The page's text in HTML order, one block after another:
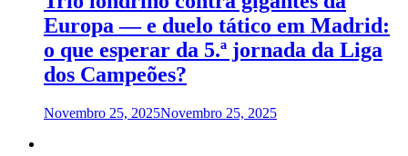
Europa — e duelo tático em Madrid:
o que esperar da 5.ª jornada da Liga
dos Campeões?
Novembro 25, 2025Novembro 25, 2025